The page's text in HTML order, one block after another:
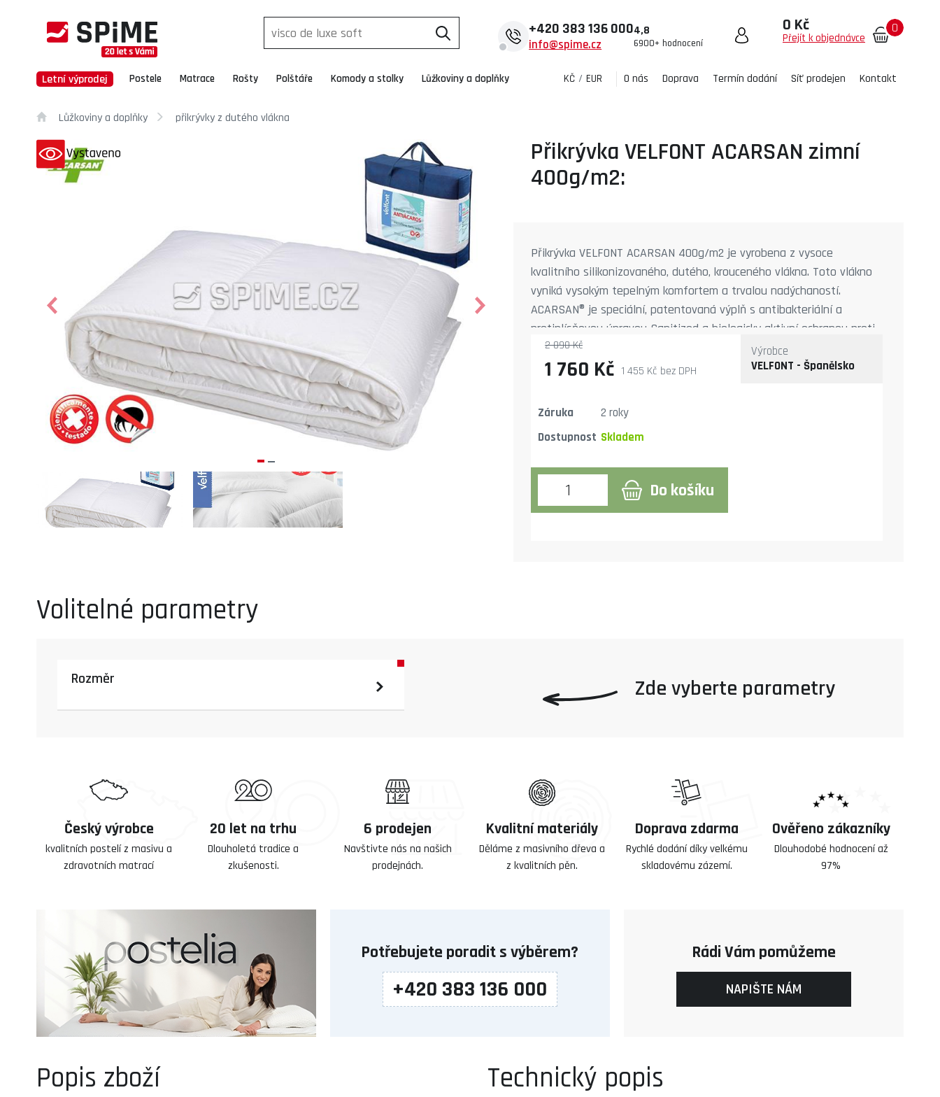
+420 383 136 000
info@spime.cz
4,8
6900+ hodnocení
0 Kč
Přejít k objednávce
0
Letní výprodej Postele Matrace Rošty Polštáře Komody a stolky Lůžkoviny a doplňky KČ / EUR O nás Doprava Termín dodání Síť prodejen Kontakt
Lůžkoviny a doplňky přikrývky z dutého vlákna
Přikrývka VELFONT ACARSAN zimní
400g/m2:
Přikrývka VELFONT ACARSAN 400g/m2 je vyrobena z vysoce
kvalitního silikonizovaného, dutého, krouceného vlákna. Toto vlákno
vyniká vysokým tepelným komfortem a trvalou nadýchaností.
ACARSAN® je speciální, patentovaná výplň s antibakteriální a
protiplísňovou úpravou Sanitized a biologicky aktivní ochranou proti
roztočům.
1 760 Kč bez DPH
1 455 Kč
2 090 Kč
Výrobce
VELFONT - Španělsko
Záruka
2 roky
Dostupnost Skladem
Do košíku
Volitelné parametry
Rozměr
Český výrobce
kvalitních postelí z masivu a
zdravotních matrací
20 let na trhu
Dlouholetá tradice a
zkušenosti.
6 prodejen
Navštivte nás na našich
prodejnách.
Kvalitní materiály
Děláme z masivního dřeva a
z kvalitních pěn.
Doprava zdarma
Rychlé dodání díky velkému
skladovému zázemí.
Ověřeno zákazníky
Dlouhodobé hodnocení až
97%
Potřebujete poradit s výběrem?
+420 383 136 000
Rádi Vám pomůžeme
NAPIŠTE NÁM
Popis zboží Technický popis